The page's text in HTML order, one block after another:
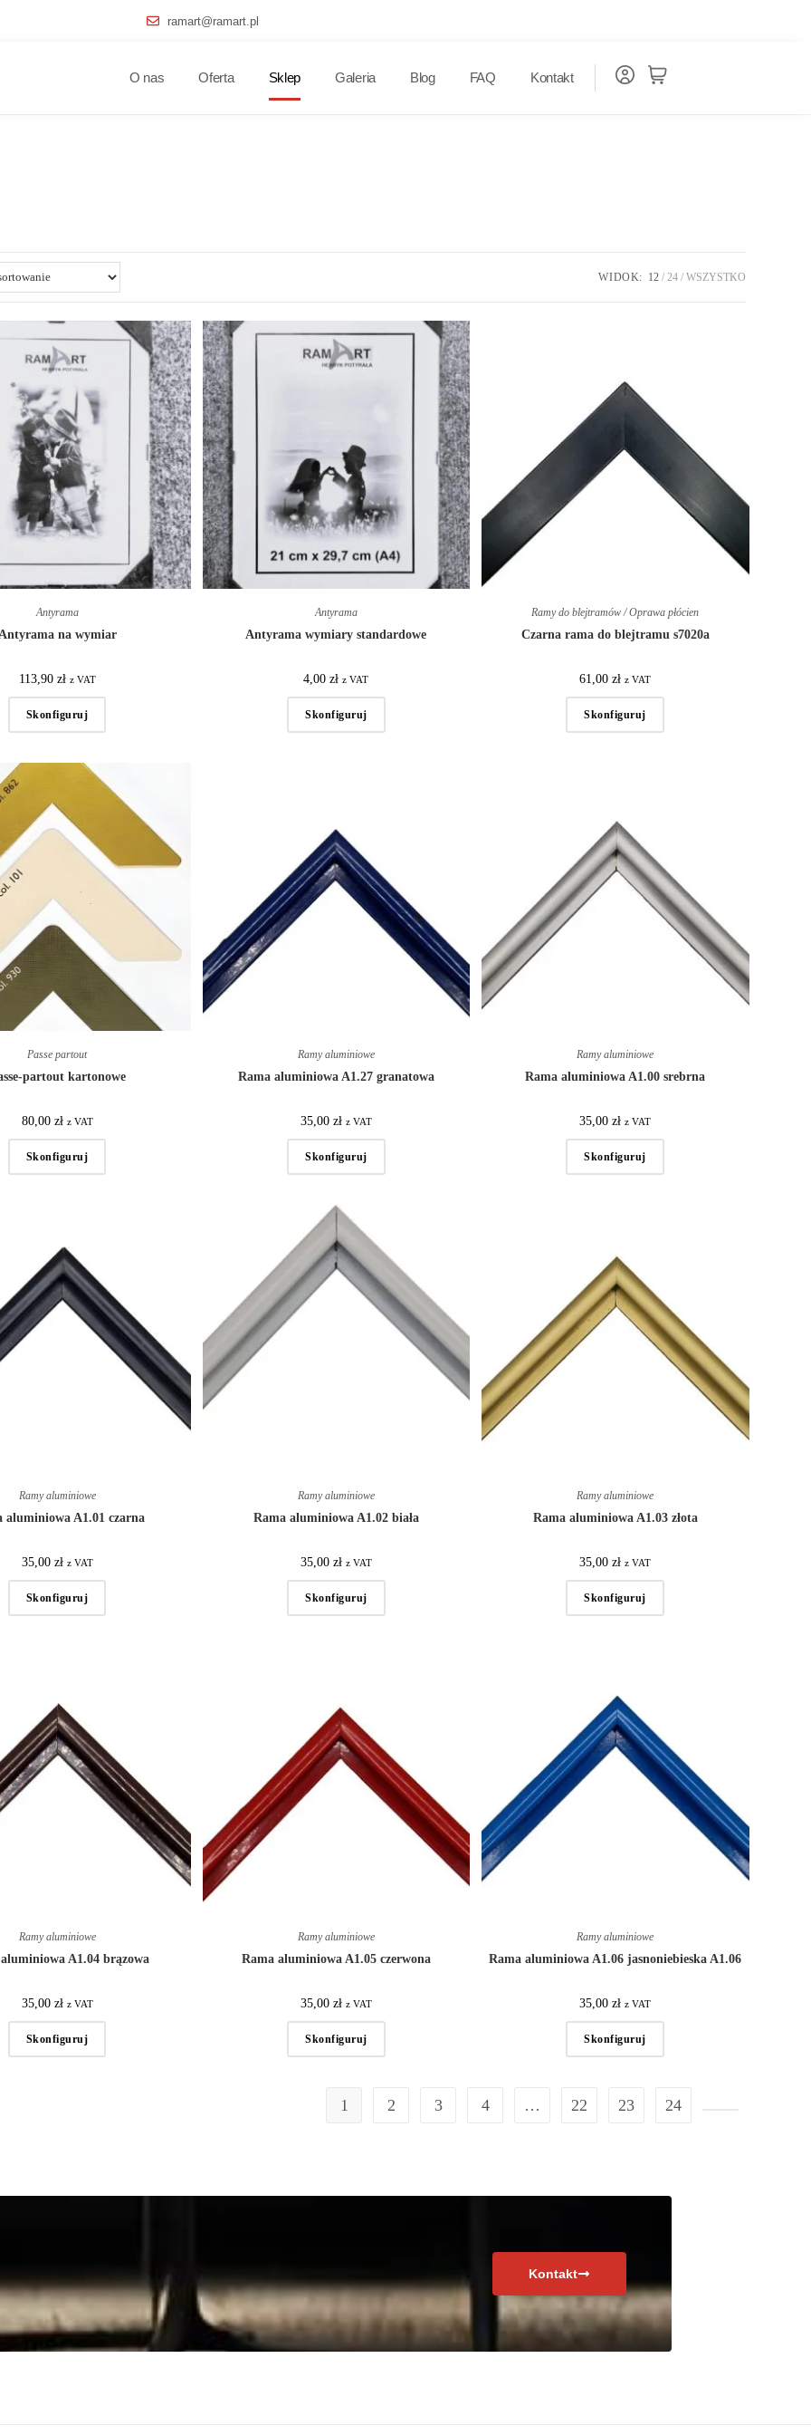
ramart@ramart.pl
O nas Oferta Sklep Galeria Blog FAQ Kontakt
WIDOK: 12 24 WSZYSTKO
Antyrama
na wymiar
113,90 zł z VAT
Skonfiguruj
Antyrama
Antyrama wymiary standardowe
4,00zł z VAT
Skonfiguruj
Ramy do blejtramów / Oprawa płócien
Czarna rama do blejtramu s7020a
61,00zł z VAT
Skonfiguruj
Passe partout
partout kartonowe
80,00 zł z VAT
Skonfiguruj
Ramy aluminiowe
Rama aluminiowa A1.27 granatowa
35,00 zł z VAT
Skonfiguruj
Ramy aluminiowe
Rama aluminiowa A1.00 srebrna
35,00zł z VAT
Skonfiguruj
Ramy aluminiowe
aluminiowa A1.01 czarna
35,00 zł z VAT
Skonfiguruj
Ramy aluminiowe
Rama aluminiowa A1.02 biała
35,00 zł z VAT
Skonfiguruj
Ramy aluminiowe
Rama aluminiowa A1.03 złota
35,00zł z VAT
Skonfiguruj
Ramy aluminiowe
A1.04 brązowa
35,00 zł z VAT
Skonfiguruj
Ramy aluminiowe
Rama aluminiowa A1.05 czerwona
35,00 zł z VAT
Skonfiguruj
Ramy aluminiowe
Rama aluminiowa A1.06 jasnoniebieska A1.06
35,00zł z VAT
Skonfiguruj
1 2 3 4 … 22 23 24
Kontakt